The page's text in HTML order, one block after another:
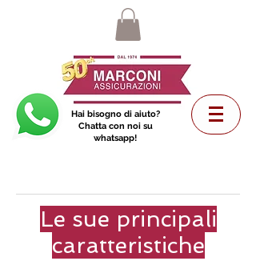
Hai bisogno di aiuto?
Chatta con noi su
whatsapp!
Le sue principali
caratteristiche